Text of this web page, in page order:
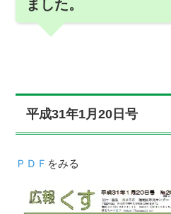
ました。
平成31年1月20日号
ＰＤＦ をみる